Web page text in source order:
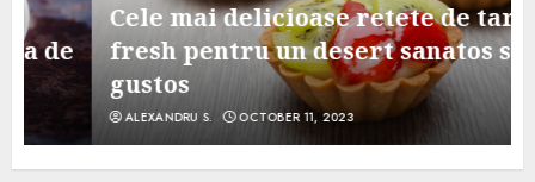
Cele mai delicioase retete de tarte
fresh pentru un desert sanatos si
gustos
ALEXANDRU S. OCTOBER 11, 2023